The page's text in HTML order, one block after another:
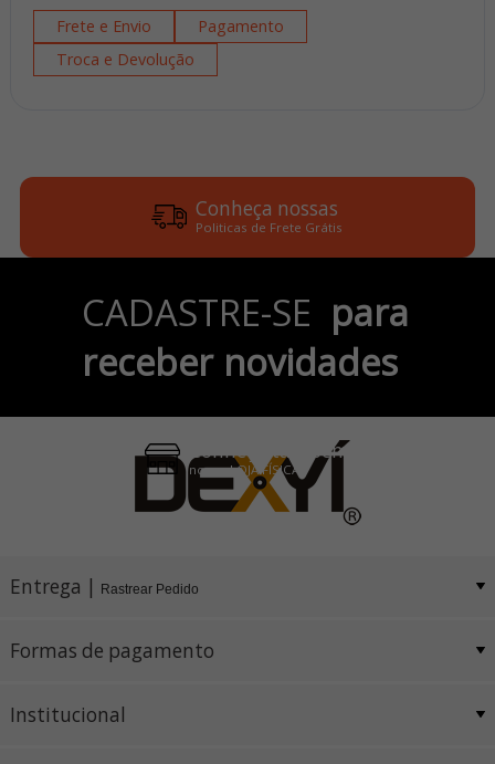
Frete e Envio
Pagamento
Troca e Devolução
Conheça nossas
Politicas de Frete Grátis
no Cartão de Crédito
Pix e Boleto
Conheça também
nossa LOJA FÍSICA
CADASTRE-SE para
receber novidades
Entrega | Rastrear Pedido
Formas de pagamento
Institucional